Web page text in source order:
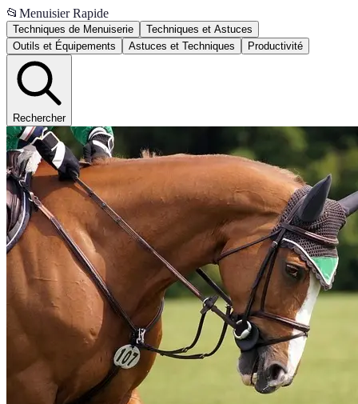
📂 Menuisier Rapide
Techniques de Menuiserie
Techniques et Astuces
Outils et Équipements
Astuces et Techniques Productivité
Rechercher